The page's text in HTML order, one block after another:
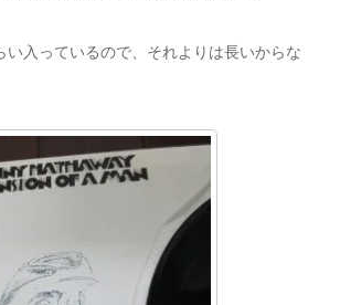
い入っているので、それよりは長いからな